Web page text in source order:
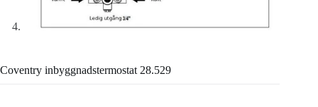
Coventry inbyggnadstermostat 28.529